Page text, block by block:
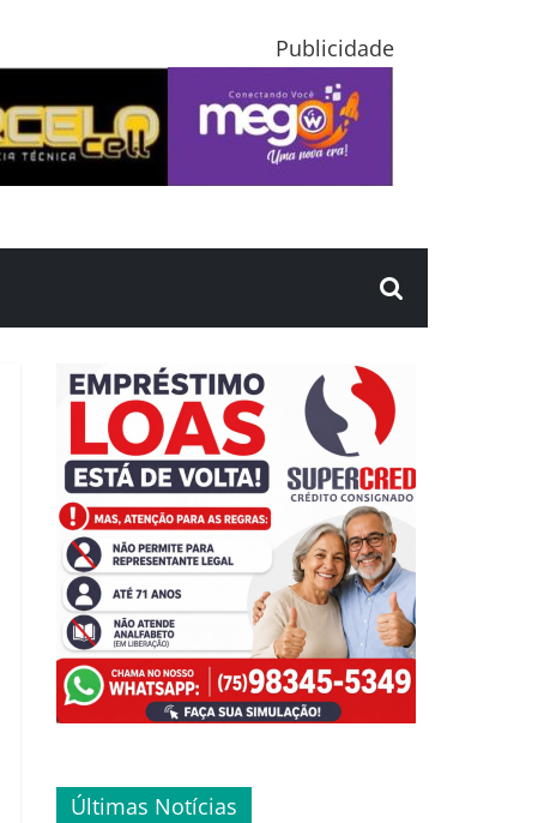
Publicidade
Últimas Notícias